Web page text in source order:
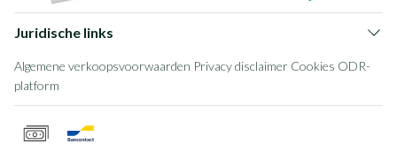
Juridische links
Algemene verkoopsvoorwaarden Privacy disclaimer Cookies ODR-
platform